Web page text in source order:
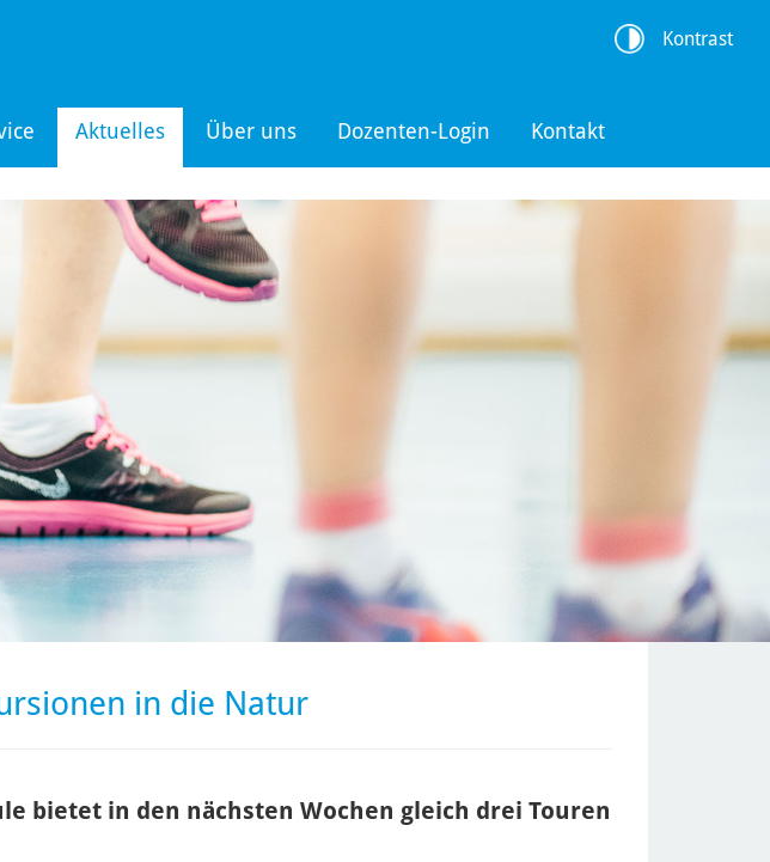
Aktuelles Über uns Dozenten-Login Kontakt
Kontrast
in die Natur
bietet in den nächsten Wochen gleich drei Touren